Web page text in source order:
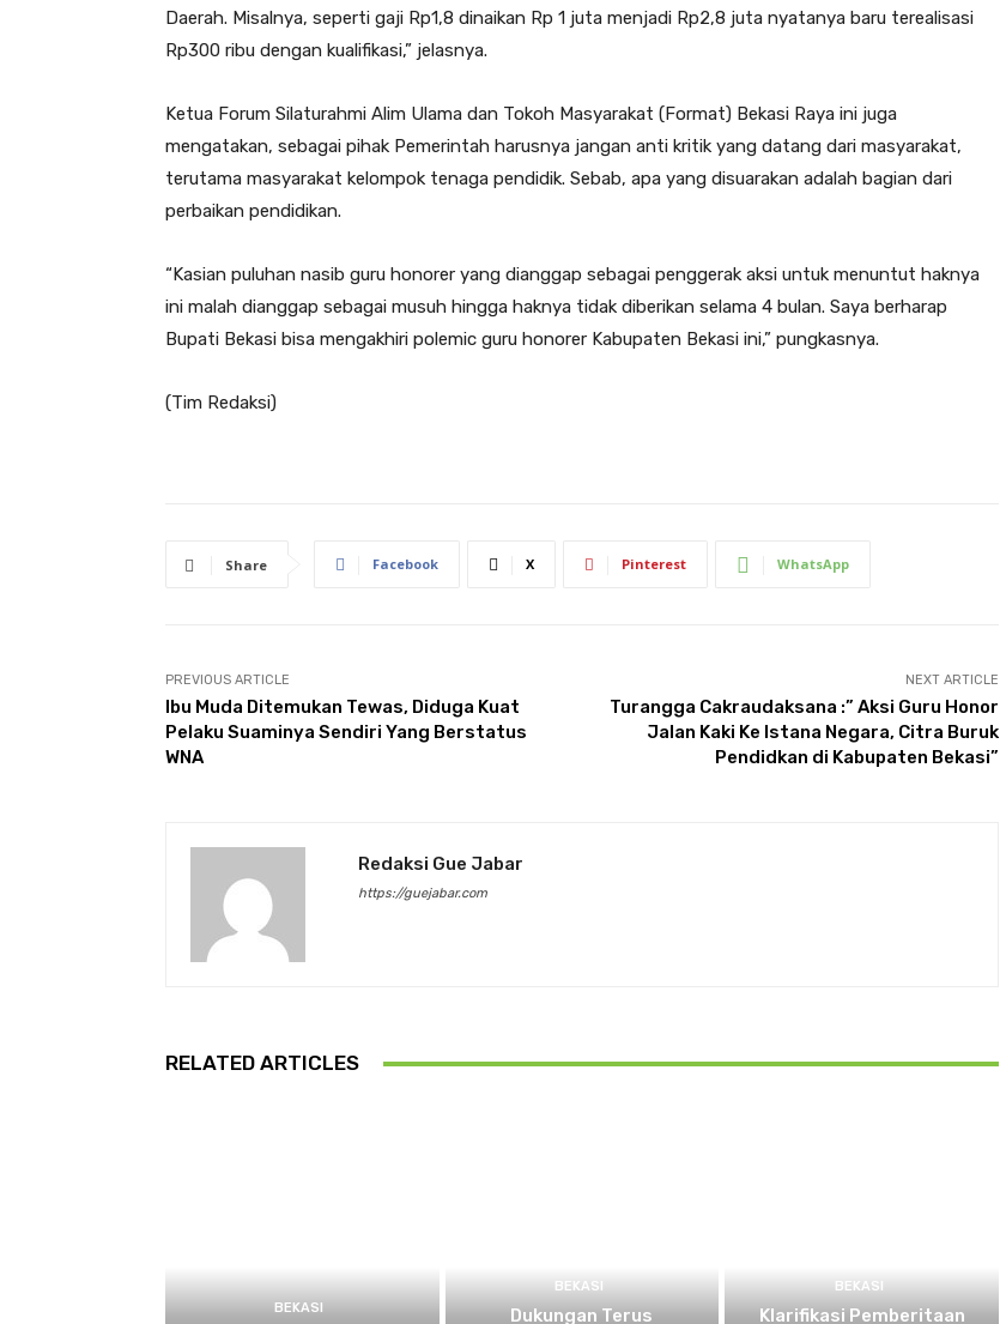
Daerah. Misalnya, seperti gaji Rp1,8 dinaikan Rp 1 juta menjadi Rp2,8 juta nyatanya baru terealisasi
Rp300 ribu dengan kualifikasi,” jelasnya.
Ketua Forum Silaturahmi Alim Ulama dan Tokoh Masyarakat (Format) Bekasi Raya ini juga
mengatakan, sebagai pihak Pemerintah harusnya jangan anti kritik yang datang dari masyarakat,
terutama masyarakat kelompok tenaga pendidik. Sebab, apa yang disuarakan adalah bagian dari
perbaikan pendidikan.
“Kasian puluhan nasib guru honorer yang dianggap sebagai penggerak aksi untuk menuntut haknya
ini malah dianggap sebagai musuh hingga haknya tidak diberikan selama 4 bulan. Saya berharap
Bupati Bekasi bisa mengakhiri polemic guru honorer Kabupaten Bekasi ini,” pungkasnya.
(Tim Redaksi)
Share Facebook X Pinterest WhatsApp
PREVIOUS ARTICLE
Ibu Muda Ditemukan Tewas, Diduga Kuat
Pelaku Suaminya Sendiri Yang Berstatus
WNA
NEXT ARTICLE
Turangga Cakraudaksana :” Aksi Guru Honor
Jalan Kaki Ke Istana Negara, Citra Buruk
Pendidkan di Kabupaten Bekasi”
Redaksi Gue Jabar
https://guejabar.com
RELATED ARTICLES
BEKASI
BEKASI
Dukungan Terus
BEKASI
Klarifikasi Pemberitaan